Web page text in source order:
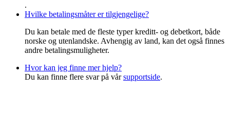
.
Hvilke betalingsmåter er tilgjengelige?
Du kan betale med de fleste typer kreditt- og debetkort, både
norske og utenlandske. Avhengig av land, kan det også finnes
andre betalingsmuligheter.
Hvor kan jeg finne mer hjelp?
Du kan finne flere svar på vårsupportside.